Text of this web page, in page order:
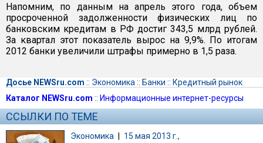
Напомним, по данным на апрель этого года, объем
просроченной задолженности физических лиц по
банковским кредитам в РФ достиг 343,5 млрд рублей.
За квартал этот показатель вырос на 9,9%. По итогам
2012 банки увеличили штрафы примерно в 1,5 раза.
Досье NEWSru.com :: Экономика :: Банки :: Кредитный рынок
Каталог NEWSru.com :: Информационные интернет-ресурсы
ССЫЛКИ ПО ТЕМЕ
Экономика | 15 мая 2013 г.,